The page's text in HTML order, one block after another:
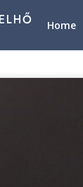
Home